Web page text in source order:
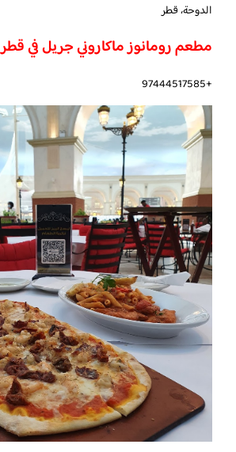
الدوحة، قطر
مطعم رومانوز ماكاروني جريل في قطر
+97444517585